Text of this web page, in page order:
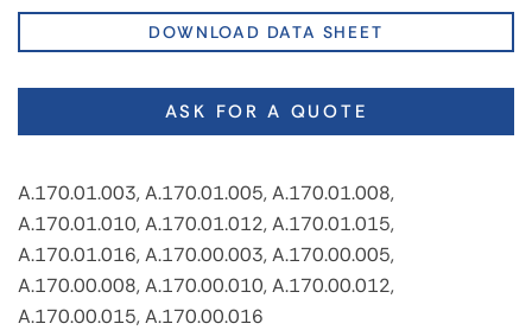
DOWNLOAD DATA SHEET
ASK FOR A QUOTE
A.170.01.003, A.170.01.005, A.170.01.008,
A.170.01.010, A.170.01.012, A.170.01.015,
A.170.01.016, A.170.00.003, A.170.00.005,
A.170.00.008, A.170.00.010, A.170.00.012,
A.170.00.015, A.170.00.016